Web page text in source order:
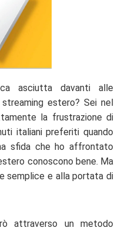
asciutta davanti alle
estero? Sei nel
la frustrazione di
italiani preferiti quando
sfida che ho affrontato
conoscono bene. Ma
semplice e alla portata di
attraverso un metodo